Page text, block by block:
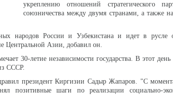
укреплению отношений стратегического
союзничества между двумя странами, а также
народов России и Узбекистана и идет в русле
Центральной Азии, добавил он.
30-летие независимости государства. В этот
СССР.
президент Киргизии Садыр Жапаров. "С
позитивные шаги по реализации социально-